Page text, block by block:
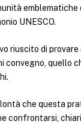
emblematiche
UNESCO.
riuscito di
convegno, quello
che questa
confrontarsi,